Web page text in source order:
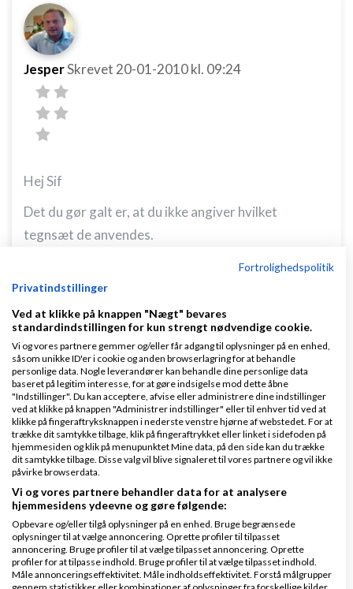
JesperSkrevet 20-01-2010kl. 09:24
Hej Sif
Det du gør galt er, at du ikke angiver hvilket
tegnsæt de anvendes.
Du anvender 'windows-1252' men FireFox gætter
på du anvender den mere gængse 'UTF-8'.
Tilføj:
<metahttp-equiv="content-type"
content="text/html; charset=windows-1252" />
et sted mellem dine <head> og </head> tags.
Når du nu laver din side i hånden kan du også
overveje at anvende
http://validator.w3.org/check?
uri=http://www.sifbeth.dk
og få lidt street respect når det hele validerer.
Fortrolighedspolitik
Privatindstillinger
Ved at klikke på knappen "Nægt" bevares
standardindstillingen for kun strengt nødvendige cookie.
Vi og vores partnere gemmer og/eller får adgang til oplysninger på en enhed,
såsom unikke ID'er i cookie og anden browserlagring for at behandle
personlige data. Nogle leverandører kan behandle dine personlige data
baseret på legitim interesse, for at gøre indsigelse mod dette åbne
"Indstillinger". Du kan acceptere, afvise eller administrere dine indstillinger
ved at klikke på knappen "Administrer indstillinger" eller til enhver tid ved at
klikke på fingeraftryksknappen i nederste venstre hjørne af webstedet. For at
trække dit samtykke tilbage, klik på fingeraftrykket eller linket i sidefoden på
hjemmesiden og klik på menupunktet Mine data, på den side kan du trække
dit samtykke tilbage. Disse valg vil blive signaleret til vores partnere og vil ikke
påvirke browserdata.
Vi og vores partnere behandler data for at analysere
hjemmesidens ydeevne og gøre følgende:
Opbevare og/eller tilgå oplysninger på en enhed. Bruge begrænsede
oplysninger til at vælge annoncering. Oprette profiler til tilpasset
annoncering. Bruge profiler til at vælge tilpasset annoncering. Oprette
profiler for at tilpasse indhold. Bruge profiler til at vælge tilpasset indhold.
Måle annonceringseffektivitet. Måle indholdseffektivitet. Forstå målgrupper
gennem statistikker eller kombinationer af oplysninger fra forskellige kilder.